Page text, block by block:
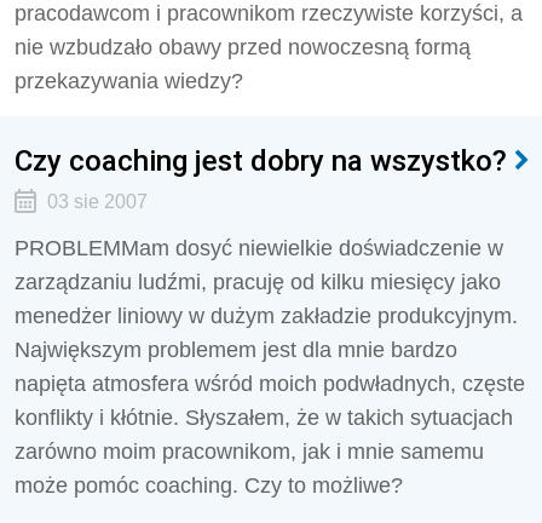
pracodawcom i pracownikom rzeczywiste korzyści, a
nie wzbudzało obawy przed nowoczesną formą
przekazywania wiedzy?
Czy coaching jest dobry na wszystko?
03 sie 2007
PROBLEMMam dosyć niewielkie doświadczenie w
zarządzaniu ludźmi, pracuję od kilku miesięcy jako
menedżer liniowy w dużym zakładzie produkcyjnym.
Największym problemem jest dla mnie bardzo
napięta atmosfera wśród moich podwładnych, częste
konflikty i kłótnie. Słyszałem, że w takich sytuacjach
zarówno moim pracownikom, jak i mnie samemu
może pomóc coaching. Czy to możliwe?